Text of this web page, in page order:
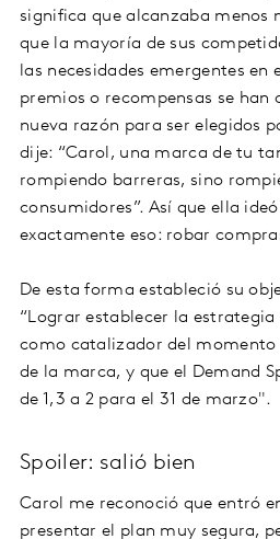
significa que alcanzaba menos
que la mayoría de sus
las necesidades emergentes en
premios o recompensas se han
nueva razón para ser elegidos
dije: “Carol, una marca de tu
rompiendo barreras, sino
consumidores”. Así que ella
exactamente eso: robar
De esta forma estableció su
“Lograr establecer la estrategia
como catalizador del momento
de la marca, y que el Demand
de 1,3 a 2 para el 31 de marzo".
Spoiler: salió bien
Carol me reconoció que entró
presentar el plan muy segura,